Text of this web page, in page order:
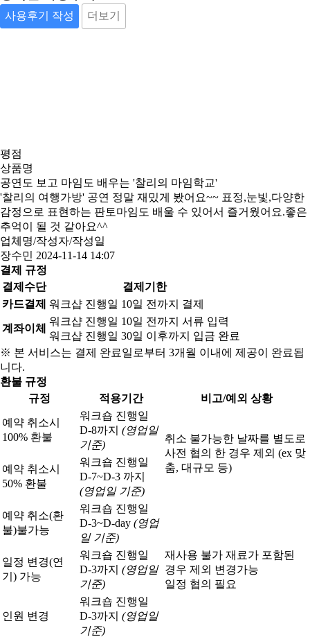
사용후기 작성 더보기
평점
상품명
공연도 보고 마임도 배우는 '찰리의 마임학교'
'찰리의 여행가방' 공연 정말 재밌게 봤어요~~ 표정,눈빛,다양한
감정으로 표현하는 판토마임도 배울 수 있어서 즐거웠어요.좋은
추억이 될 것 같아요^^
업체명/작성자/작성일
장수민 2024-11-14 14:07
결제 규정
결제수단
결제기한
카드결제 워크샵 진행일 10일 전까지 결제
계좌이체
워크샵 진행일 10일 전까지 서류 입력
워크샵 진행일 30일 이후까지 입금 완료
※ 본 서비스는 결제 완료일로부터 3개월 이내에 제공이 완료됩
니다.
환불 규정
규정
적용기간 비고/예외 상황
예약 취소시
100% 환불
워크숍 진행일
D-8까지 (영업일
기준)
취소 불가능한 날짜를 별도로
사전 협의 한 경우 제외 (ex 맞
춤, 대규모 등)
예약 취소시
50% 환불
워크숍 진행일
D-7~D-3 까지
(영업일 기준)
예약 취소(환
불)불가능
워크숍 진행일
D-3~D-day (영업
일 기준)
일정 변경(연
기) 가능
워크숍 진행일
D-3까지 (영업일
기준)
재사용 불가 재료가 포함된
경우 제외 변경가능
일정 협의 필요
인원 변경
워크숍 진행일
D-3까지 (영업일
기준)